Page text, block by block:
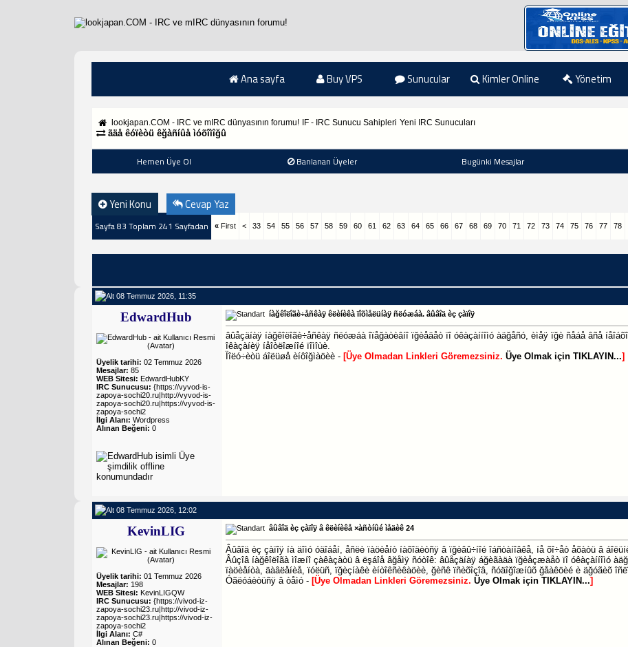
Ana sayfa Buy VPS Sunucular Kimler Online Yönetim
lookjapan.COM - IRC ve mIRC dünyasının forumu! IF - IRC Sunucu Sahipleri Yeni IRC Sunucuları
ãäå êóïèòü êğàñíûå ìóõîìîğû
Hemen Üye Ol Banlanan Üyeler Bugünki Mesajlar
Yeni Konu Cevap Yaz
Sayfa 83 Toplam 241 Sayfadan «First < 33 54 55 56 57 58 59 60 61 62 63 64 65 66 67 68 69 70 71 72 73 74 75 76 77 78
08 Temmuz 2026, 11:35
EdwardHub
Üyelik tarihi: 02 Temmuz 2026
Mesajlar: 85
WEB Sitesi: EdwardHubKY
IRC Sunucusu: {https://vyvod-is-
zapoya-sochi20.ru|http://vyvod-is-
zapoya-sochi20.ru|https://vyvod-is-
zapoya-sochi2
İlgi Alanı: Wordpress
Alınan Beğeni: 0
íàğêîëîãè÷åñêàÿ êëèíèêà ïîõìåëüíàÿ ñëóæáà. âûâîä èç çàïîÿ
âûåçäíàÿ íàğêîëîãè÷åñêàÿ ñëóæáà îïåğàòèâíî ïğèåäåò ïî óêàçàííîìó àäğåñó, èìåÿ ïğè ñåáå âñå
îêàçàíèÿ íåîòëîæíîé ïîìîùè.
Ïîëó÷èòü áîëüøå èíôîğìàöèè - [Üye Olmadan Linkleri Göremezsiniz. Üye Olmak için TIKLAYIN...]
08 Temmuz 2026, 12:02
KevinLIG
Üyelik tarihi: 01 Temmuz 2026
Mesajlar: 198
WEB Sitesi: KevinLIGQW
IRC Sunucusu: {https://vivod-iz-
zapoya-sochi23.ru|http://vivod-iz-
zapoya-sochi23.ru|https://vivod-iz-
zapoya-sochi2
İlgi Alanı: C#
Alınan Beğeni: 0
âûâîä èç çàïîÿ â êëèíèêå ×àñòíûé ìåäèê 24
Âûâîä èç çàïîÿ íà äîìó óäîáåí, åñëè ïàöèåíò íàõîäèòñÿ â ïğèâû÷íîé îáñòàíîâêå, íå õî÷åò åõàòü â
Âûçîâ íàğêîëîãà ìîæíî çàêàçàòü â ëşáîå âğåìÿ ñóòîê: âûåçäíàÿ áğèãàäà ïğèåçæàåò ïî óêàçàííîìó
ïàöèåíòà, äàâëåíèå, ïóëüñ, ïğèçíàêè èíòîêñèêàöèè, ğèñê ïñèõîçîâ, ñóäîğîæíûõ ğåàêöèé è äğóãèõ
Óãëóáèòüñÿ â òåìó - [Üye Olmadan Linkleri Göremezsiniz. Üye Olmak için TIKLAYIN...]